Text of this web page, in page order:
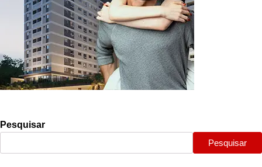
Pesquisar
Pesquisar